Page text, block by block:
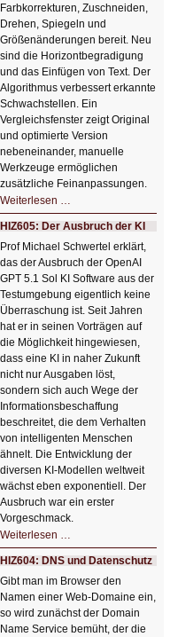
Farbkorrekturen, Zuschneiden,
Drehen, Spiegeln und
Größenänderungen bereit. Neu
sind die Horizontbegradigung
und das Einfügen von Text. Der
Algorithmus verbessert erkannte
Schwachstellen. Ein
Vergleichsfenster zeigt Original
und optimierte Version
nebeneinander, manuelle
Werkzeuge ermöglichen
zusätzliche Feinanpassungen.
Weiterlesen …
Bildverschönerung
mit
einem
Klick
HIZ606:
Bildverschönerung
mit
einem
Klick
HIZ605: Der Ausbruch der KI
Prof Michael Schwertel erklärt,
das der Ausbruch der OpenAI
GPT 5.1 Sol KI Software aus der
Testumgebung eigentlich keine
Überraschung ist. Seit Jahren
hat er in seinen Vorträgen auf
die Möglichkeit hingewiesen,
dass eine KI in naher Zukunft
nicht nur Ausgaben löst,
sondern sich auch Wege der
Informationsbeschaffung
beschreitet, die dem Verhalten
von intelligenten Menschen
ähnelt. Die Entwicklung der
diversen KI-Modellen weltweit
wächst eben exponentiell. Der
Ausbruch war ein erster
Vorgeschmack.
Weiterlesen …
Der
Ausbruch
der
KI
HIZ604: DNS und Datenschutz
Gibt man im Browser den
Namen einer Web-Domaine ein,
so wird zunächst der Domain
Name Service bemüht, der die